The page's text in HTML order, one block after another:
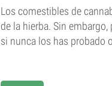
Los comestibles de
de la hierba. Sin
si nunca los has probado